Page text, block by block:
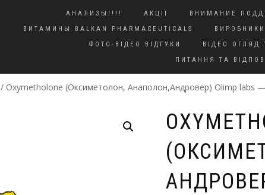
АНАЛИЗЫ!!!! АКЦІЇ ВНИМАНИЕ
ВИТАМИНЫ BALKAN PHARMACEUTICALS
ВИРОБНИКИ
ФОТО-ВІДЕО ВІДГУКИ
ВІДЕО ОГЛЯД
ПИТАННЯ ТА
/ Oxymetholone (Оксиметолон, Анаполон,Андровер) Olimp labs